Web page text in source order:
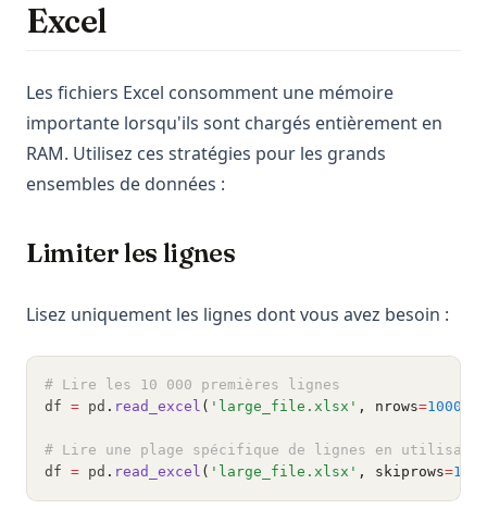
Excel
Les fichiers Excel consomment une mémoire
importante lorsqu'ils sont chargés entièrement en
RAM. Utilisez ces stratégies pour les grands
ensembles de données :
Limiter les lignes
Lisez uniquement les lignes dont vous avez besoin :
# Lire les 10 000 premières lignes
df = pd . read_excel ( 'large_file.xlsx' , nrows=10000
# Lire une plage spécifique de lignes en utilisant
df = pd . read_excel ( 'large_file.xlsx' , skiprows=1000